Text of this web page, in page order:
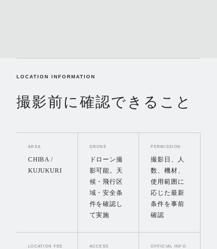
LOCATION INFORMATION
撮影前に確認できること
AREA
CHIBA /
KUJUKURI
DRONE
ドローン撮
影可能。天
候・飛行区
域・安全条
件を確認し
て実施
PERMISSION
撮影日、人
数、機材、
使用範囲に
応じた最新
条件を事前
確認
LOCATION FEE ACCESS OFFICIAL INFO